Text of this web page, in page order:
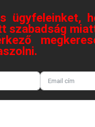
ügyfeleinket,
szabadság